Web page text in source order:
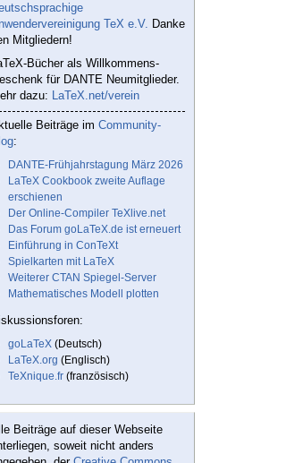
TeX e.V. Danke
Mitgliedern!
Bücher als Willkommens-
für DANTE Neumitglieder.
dazu: LaTeX.net/verein
Beiträge im Community-
:
DANTE-Frühjahrstagung März 2026
LaTeX Cookbook zweite Auflage
erschienen
Der Online-Compiler TeXlive.net
Das Forum goLaTeX.de ist erneuert
Einführung in ConTeXt
Spielkarten mit LaTeX
Weiterer CTAN Spiegel-Server
Mathematisches Modell plotten
goLaTeX (Deutsch)
LaTeX.org (Englisch)
TeXnique.fr (französisch)
Beiträge auf dieser Webseite
soweit nicht anders